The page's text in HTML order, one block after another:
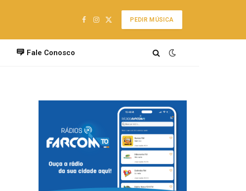
Facebook
Instagram
X
PEDIR MÚSICA
Fale Conosco